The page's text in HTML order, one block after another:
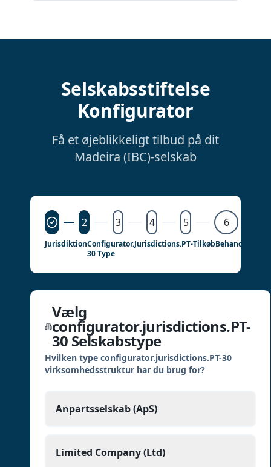
Selskabsstiftelse
Konfigurator
Få et øjeblikkeligt tilbud på dit
Madeira (IBC)-selskab
2 3 4 5 6
JurisdiktionConfigurator.jurisdictions.PT-
30 Type
TilkøbBehandling
Vælg
configurator.jurisdictions.PT-
30 Selskabstype
Hvilken type configurator.jurisdictions.PT-30
virksomhedsstruktur har du brug for?
Anpartsselskab (ApS)
Limited Company (Ltd)